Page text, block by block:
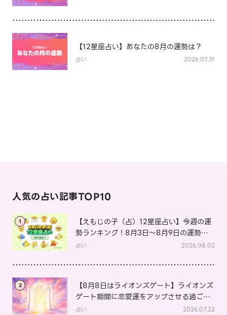
【12星座占い】あなたの8月の運勢は？
占い 2026.07.31
人気の占い記事TOP10
1
【えもじの子（占）12星座占い】今週の運
勢ランキング！8月3日～8月9日の運勢
は？
占い 2026.08.02
2
【8月8日はライオンズゲート】ライオンズ
ゲート期間に恋愛運をアップさせる過ごし
方は？
占い 2026.07.22